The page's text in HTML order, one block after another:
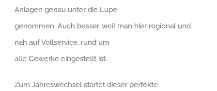
Anlagen genau unter die Lupe
genommen. Auch besser, weil man hier regional und
nah auf Vollservice, rund um
alle Gewerke eingestellt ist.
Zum Jahreswechsel startet dieser perfekte